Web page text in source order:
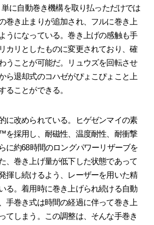
に自動巻き機構を取り払っただけでは
巻き止まりが追加され、フルに巻き上
うになっている。巻き上げの感触も手
カリとしたものに変更されており、確
うことが可能だ。リュウズを回転させ
ら退却式のコハゼがぴょこぴょこと上
ることができる。
に改められている。ヒゲゼンマイの素
を採用し、耐磁性、温度耐性、耐衝撃
に約68時間のロングパワーリザーブを
、巻き上げ量が低下した状態であって
揮し続けるよう、レーザーを用いた精
る。着用時に巻き上げられ続ける自動
手巻き式は時間の経過に伴って巻き上
てしまう。この調整は、そんな手巻き